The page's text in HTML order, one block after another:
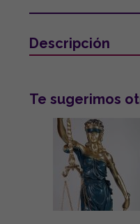
Descripción
Te sugerimos